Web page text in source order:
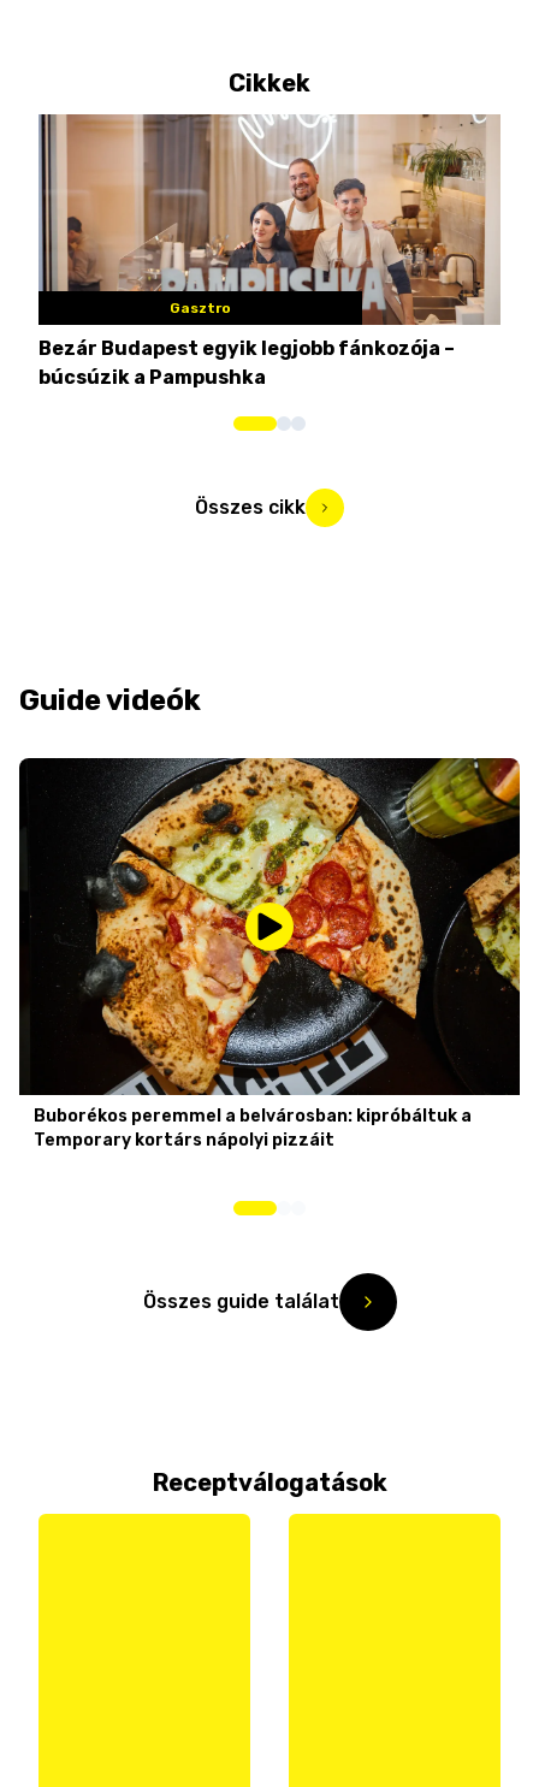
Cikkek
Gasztro
Bezár Budapest egyik legjobb fánkozója –
búcsúzik a Pampushka
Összes cikk
Guide videók
Buborékos peremmel a belvárosban: kipróbáltuk a
Temporary kortárs nápolyi pizzáit
Összes guide találat
Receptválogatások